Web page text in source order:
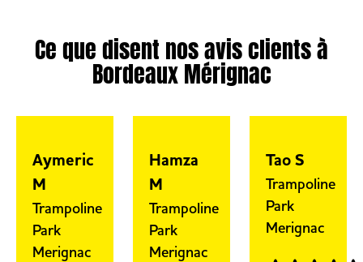
Ce que disent nos avis clients à
Bordeaux Mérignac
Aymeric
M
Trampoline
Park
Merignac
Hamza
M
Trampoline
Park
Merignac
Tao S
Trampoline
Park
Merignac